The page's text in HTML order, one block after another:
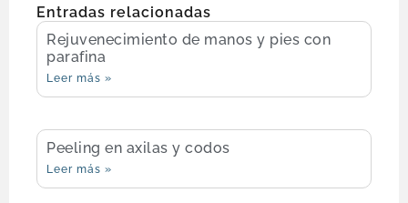
Entradas relacionadas
Rejuvenecimiento de manos y pies con
parafina
Leer más »
Peeling en axilas y codos
Leer más »